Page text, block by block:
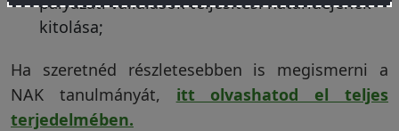
kitolása;
Ha szeretnéd részletesebben is megismerni a
NAK tanulmányát, itt olvashatod el teljes
terjedelmében.